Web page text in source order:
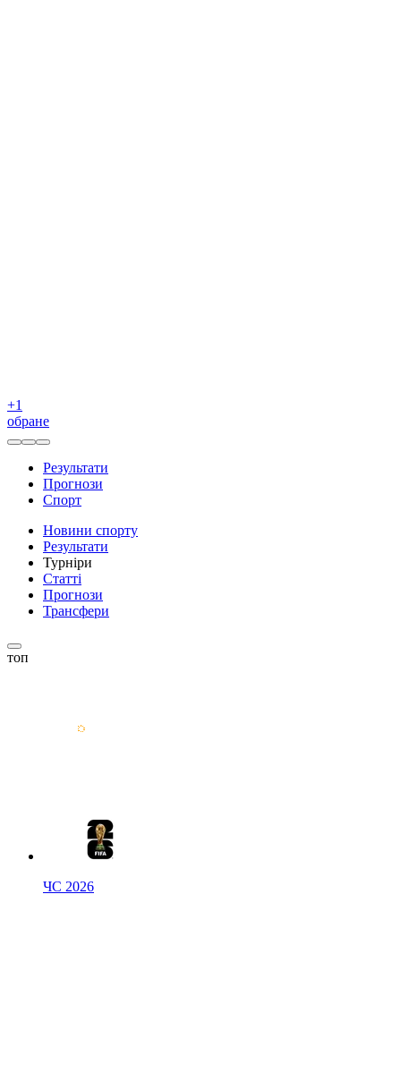
+1
обране
Результати
Прогнози
Спорт
Новини спорту
Результати
Турніри
Статті
Прогнози
Трансфери
топ
ЧС 2026